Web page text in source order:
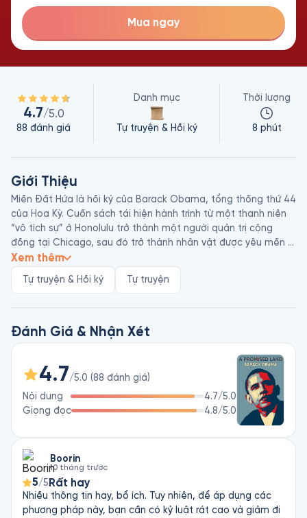
Mua ngay
4.7/5.0
88 đánh giá
Danh mục
Tự truyện & Hồi ký
Thời lượng
8 phút
Giới Thiệu
Miền Đất Hứa là hồi ký của Barack Obama, tổng thống thứ 44
của Hoa Kỳ. Cuốn sách tái hiện hành trình từ một thanh niên
“vô tích sự” ở Honolulu trở thành một người quản trị cộng
đồng tại Chicago, sau đó trở thành nhân vật được yêu mến
hàng đầu và đồng thời bị hoài nghi nhiều nhất trong lịch sử
Tác giả Barack Obama là tổng thống da màu đầu tiên của
hàng đầu và được dịch ra hàng chục ngôn ngữ trên thế giới.
Xem thêm
Tự truyện & Hồi ký Tự truyện
Đánh Giá & Nhận Xét
4.7/5.0 (88 đánh giá)
Nội dung
4.7/5.0
Giọng đọc
4.8/5.0
Boorin
10 tháng trước
5/5 Rất hay
Nhiều thông tin hay, bổ ích. Tuy nhiên, để áp dụng các
phương pháp này, bạn cần có kỷ luật rát cao và giảm đi